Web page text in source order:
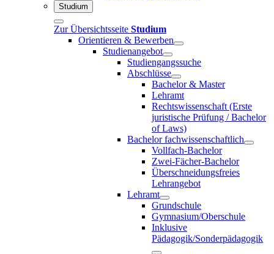
Studium
Zur Übersichtsseite Studium
Orientieren & Bewerben
Studienangebot
Studiengangssuche
Abschlüsse
Bachelor & Master
Lehramt
Rechtswissenschaft (Erste
juristische Prüfung / Bachelor
of Laws)
Bachelor fachwissenschaftlich
Vollfach-Bachelor
Zwei-Fächer-Bachelor
Überschneidungsfreies
Lehrangebot
Lehramt
Grundschule
Gymnasium/Oberschule
Inklusive
Pädagogik/Sonderpädagogik